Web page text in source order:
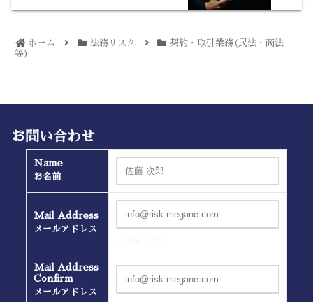
ホーム 法務リスク
契約・取引業務(民法・商法
等)
お問い合わせ
Name
お名前
Mail Address
メールアドレス
Mail Address
Confirm
メールアドレス